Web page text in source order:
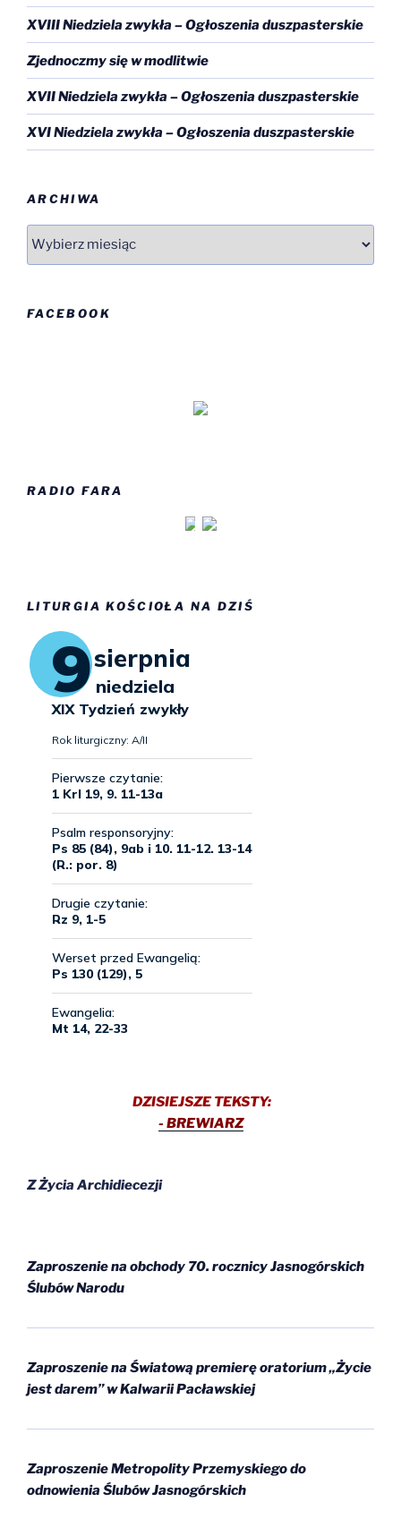
XVIII Niedziela zwykła – Ogłoszenia duszpasterskie
Zjednoczmy się w modlitwie
XVII Niedziela zwykła – Ogłoszenia duszpasterskie
XVI Niedziela zwykła – Ogłoszenia duszpasterskie
ARCHIWA
Archiwa
FACEBOOK
RADIO FARA
LITURGIA KOŚCIOŁA NA DZIŚ
DZISIEJSZE TEKSTY:
- BREWIARZ
Z Życia Archidiecezji
Zaproszenie na obchody 70. rocznicy Jasnogórskich
Ślubów Narodu
Zaproszenie na Światową premierę oratorium „Życie
jest darem” w Kalwarii Pacławskiej
Zaproszenie Metropolity Przemyskiego do
odnowienia Ślubów Jasnogórskich